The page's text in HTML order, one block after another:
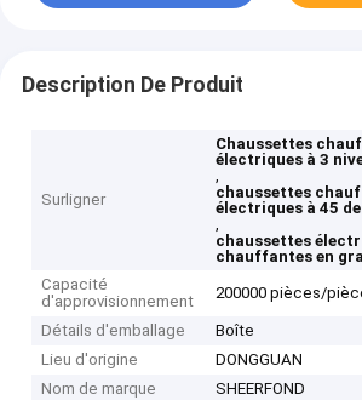
Description De Produit
Surligner
Chaussettes
électriques à 3
,
chaussettes
électriques à 45
,
chaussettes
chauffantes en
Capacité
d'approvisionnement
200000 pièces/
Détails d'emballage
Boîte
Lieu d'origine
DONGGUAN
Nom de marque
SHEERFOND